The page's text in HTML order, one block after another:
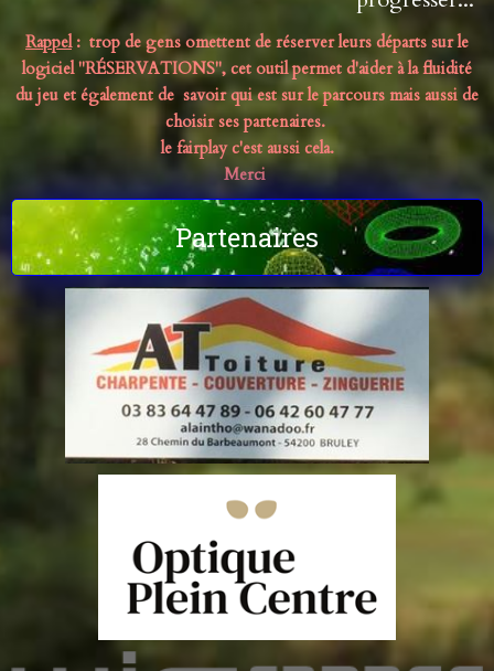
Rappel: trop de gens omettent de réserver leurs départs sur le
logiciel "RÉSERVATIONS", cet outil permet d'aider à la fluidité
du jeu et également de savoir qui est sur le parcours mais aussi de
choisir ses partenaires.
le fairplay c'est aussi cela.
Merci
Partenaires